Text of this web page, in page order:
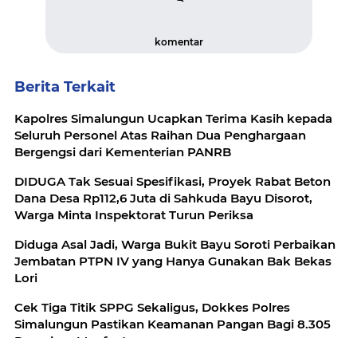
komentar
Berita Terkait
Kapolres Simalungun Ucapkan Terima Kasih kepada
Seluruh Personel Atas Raihan Dua Penghargaan
Bergengsi dari Kementerian PANRB
DIDUGA Tak Sesuai Spesifikasi, Proyek Rabat Beton
Dana Desa Rp112,6 Juta di Sahkuda Bayu Disorot,
Warga Minta Inspektorat Turun Periksa
Diduga Asal Jadi, Warga Bukit Bayu Soroti Perbaikan
Jembatan PTPN IV yang Hanya Gunakan Bak Bekas
Lori
Cek Tiga Titik SPPG Sekaligus, Dokkes Polres
Simalungun Pastikan Keamanan Pangan Bagi 8.305